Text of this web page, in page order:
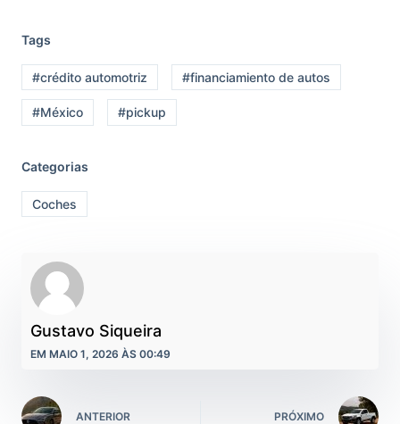
Tags
#crédito automotriz #financiamiento de autos
#México #pickup
Categorias
Coches
Gustavo Siqueira
EM MAIO 1, 2026 ÀS 00:49
ANTERIOR PRÓXIMO